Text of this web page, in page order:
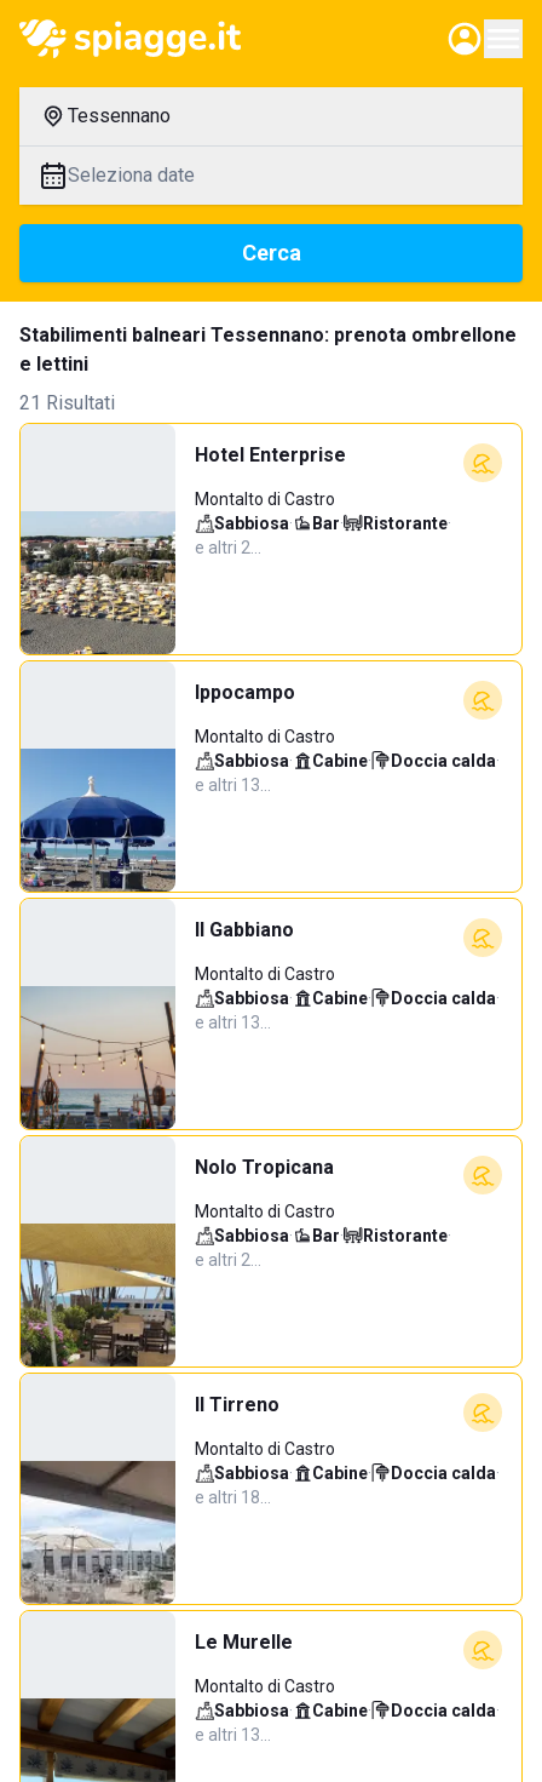
Tessennano
Seleziona date
Cerca
Stabilimenti balneari Tessennano: prenota ombrellone
e lettini
21 Risultati
Hotel Enterprise
Montalto di Castro
Sabbiosa· Bar· Ristorante·
e altri 2…
Ippocampo
Montalto di Castro
Sabbiosa· Cabine· Doccia calda·
e altri 13…
Il Gabbiano
Montalto di Castro
Sabbiosa· Cabine· Doccia calda·
e altri 13…
Nolo Tropicana
Montalto di Castro
Sabbiosa· Bar· Ristorante·
e altri 2…
Il Tirreno
Montalto di Castro
Sabbiosa· Cabine· Doccia calda·
e altri 18…
Le Murelle
Montalto di Castro
Sabbiosa· Cabine· Doccia calda·
e altri 13…